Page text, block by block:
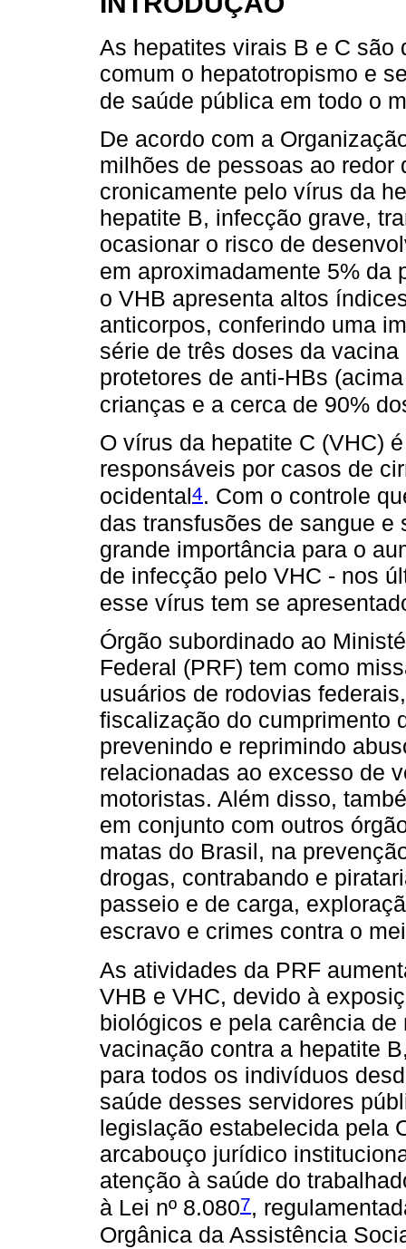
As hepatites virais B e C são
comum o hepatotropismo e
de saúde pública em todo o
De acordo com a
milhões de pessoas ao redor
cronicamente pelo vírus da
hepatite B, infecção grave,
ocasionar o risco de
em aproximadamente 5% da
o VHB apresenta altos
anticorpos, conferindo uma
série de três doses da
protetores de anti-HBs
crianças e a cerca de 90%
O vírus da hepatite C (VHC)
responsáveis por casos de
ocidental4. Com o controle
das transfusões de sangue
grande importância para o
de infecção pelo VHC - nos
esse vírus tem se
Órgão subordinado ao
Federal (PRF) tem como
usuários de rodovias
fiscalização do cumprimento
prevenindo e reprimindo
relacionadas ao excesso de
motoristas. Além disso,
em conjunto com outros
matas do Brasil, na
drogas, contrabando e
passeio e de carga,
escravo e crimes contra o
As atividades da PRF
VHB e VHC, devido à
biológicos e pela carência
vacinação contra a hepatite
para todos os indivíduos
saúde desses servidores
legislação estabelecida pela
arcabouço jurídico
atenção à saúde do
à Lei nº 8.0807,
Orgânica da Assistência